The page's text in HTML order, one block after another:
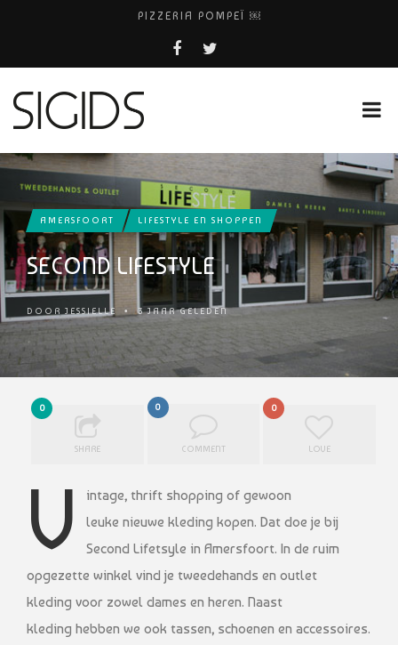
PIZZERIA POMPEÏ ￼
BELEEF DE MAGIE VAN FILM BIJ KINEPOLIS
FIETS WEG? BEL FIETSDEPOT AMSTERDAM!
AMERSFOORT LIFESTYLE EN SHOPPEN
SECOND LIFESTYLE
DOOR JESSIELLE • 3 JAAR GELEDEN
0
SHARE
0
COMMENT
0
LOVE
V
intage, thrift shopping of gewoon
leuke nieuwe kleding kopen. Dat doe je bij
Second Lifetsyle in Amersfoort. In de ruim
opgezette winkel vind je tweedehands en outlet
kleding voor zowel dames en heren. Naast
kleding hebben we ook tassen, schoenen en accessoires.